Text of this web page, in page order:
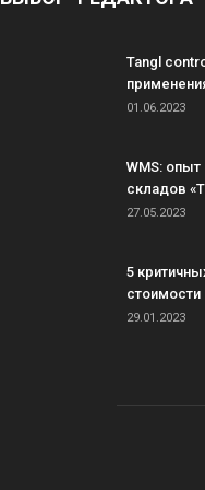
Tangl
01.06.2023
WMS: опыт
складов
27.05.2023
5
стоимости
29.01.2023